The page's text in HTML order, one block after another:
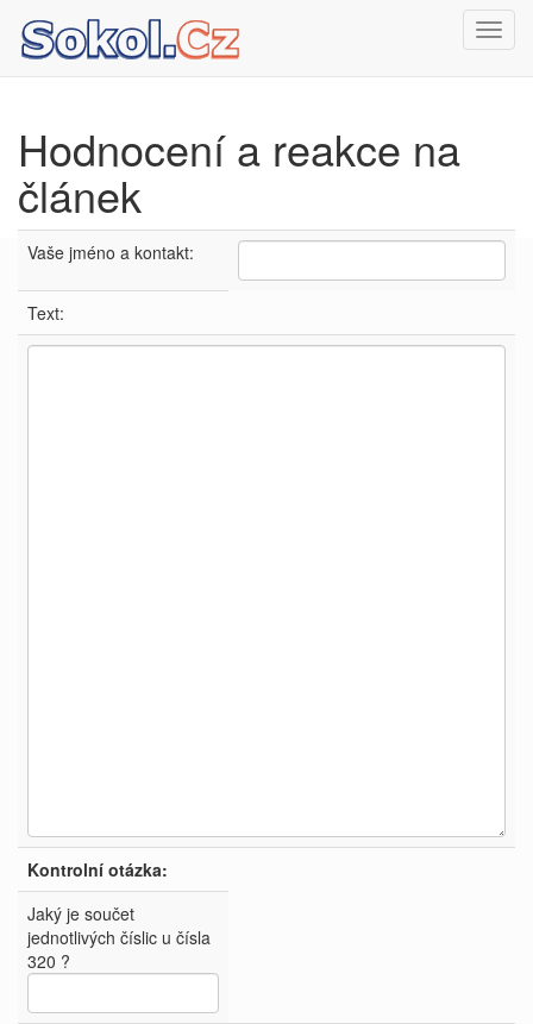
Hodnocení a reakce na
článek
Vaše jméno a kontakt:
Text:
Kontrolní otázka:
Jaký je součet
jednotlivých číslic u čísla
320 ?